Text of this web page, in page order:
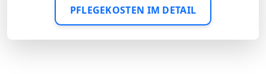
PFLEGEKOSTEN IM DETAIL